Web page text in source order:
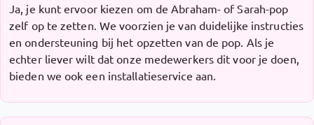
Ja, je kunt ervoor kiezen om de Abraham- of Sarah-pop
zelf op te zetten. We voorzien je van duidelijke instructies
en ondersteuning bij het opzetten van de pop. Als je
echter liever wilt dat onze medewerkers dit voor je doen,
bieden we ook een installatieservice aan.